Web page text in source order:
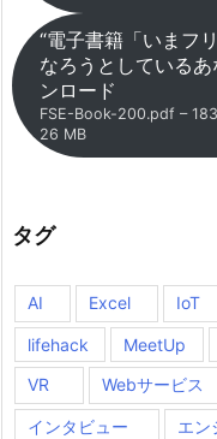
“電子書籍「いまフ
なろうとしている
ンロード
FSE-Book-200.pdf –
26 MB
タグ
AI Excel IoT
lifehack MeetUp
VR
Webサービス
インタビュー エン